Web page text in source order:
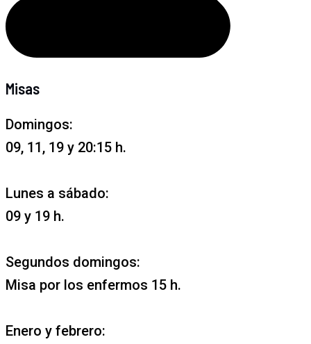
Misas
Domingos:
09, 11, 19 y 20:15 h.
Lunes a sábado:
09 y 19 h.
Segundos domingos:
Misa por los enfermos 15 h.
Enero y febrero: